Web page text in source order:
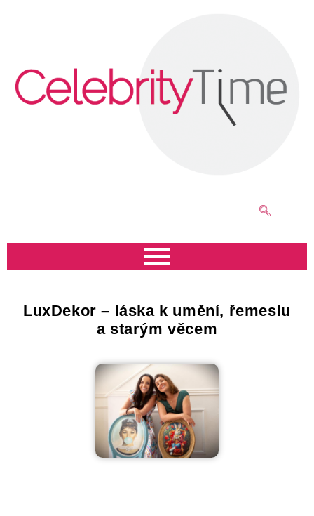
LuxDekor – láska k umění, řemeslu
a starým věcem